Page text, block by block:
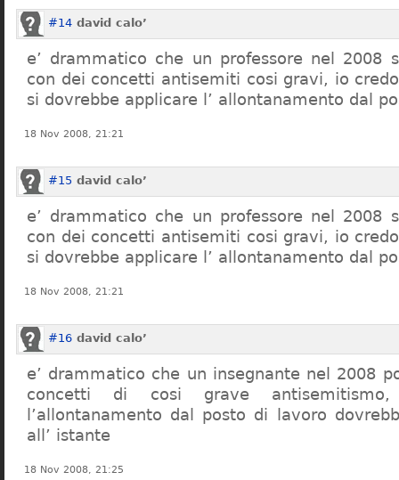
#14 david calo’
e’ drammatico che un professore nel 2008
con dei concetti antisemiti cosi gravi, io
si dovrebbe applicare l’ allontanamento dal
18 Nov 2008, 21:21
#15 david calo’
e’ drammatico che un professore nel 2008
con dei concetti antisemiti cosi gravi, io
si dovrebbe applicare l’ allontanamento dal
18 Nov 2008, 21:21
#16 david calo’
e’ drammatico che un insegnante nel 2008
concetti di cosi grave
l’allontanamento dal posto di lavoro
all’ istante
18 Nov 2008, 21:25